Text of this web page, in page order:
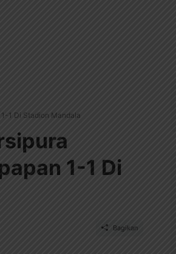
1 Di Stadion Mandala
1-1 Di
Bagikan